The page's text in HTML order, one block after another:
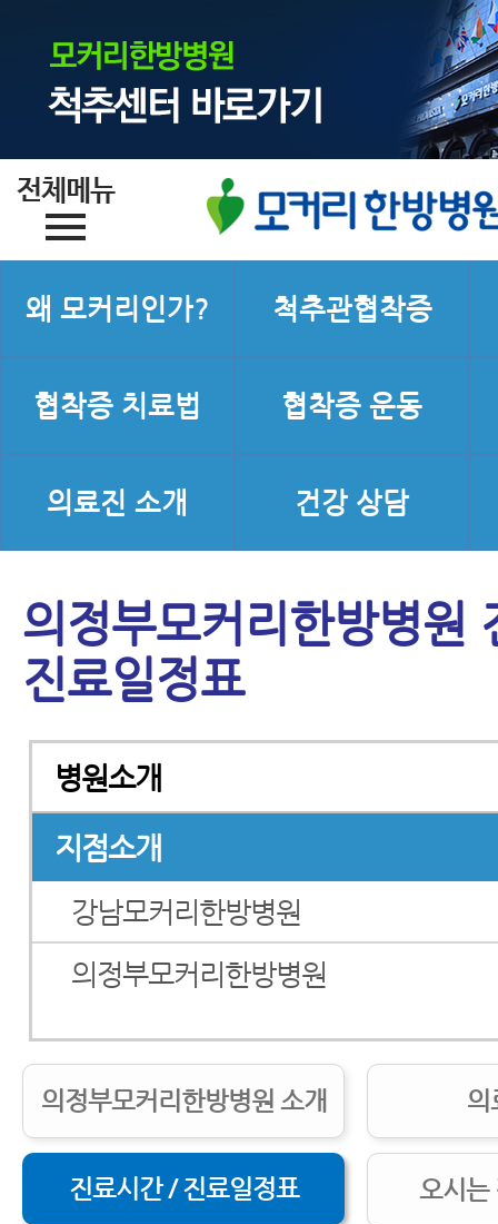
왜 모커리인가? 척추관협착증
협착증 치료법 협착증 운동
의료진 소개 건강 상담
의정부모커리한방병원
진료일정표
병원소개
지점소개
강남모커리한방병원
의정부모커리한방병원
의정부모커리한방병원 소개 의
진료시간 / 진료일정표 오시는